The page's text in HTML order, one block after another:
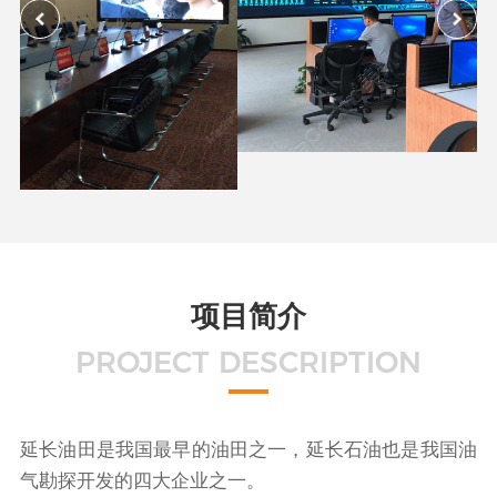
项目简介
PROJECT DESCRIPTION
延长油田是我国最早的油田之一，延长石油也是我国油
气勘探开发的四大企业之一。